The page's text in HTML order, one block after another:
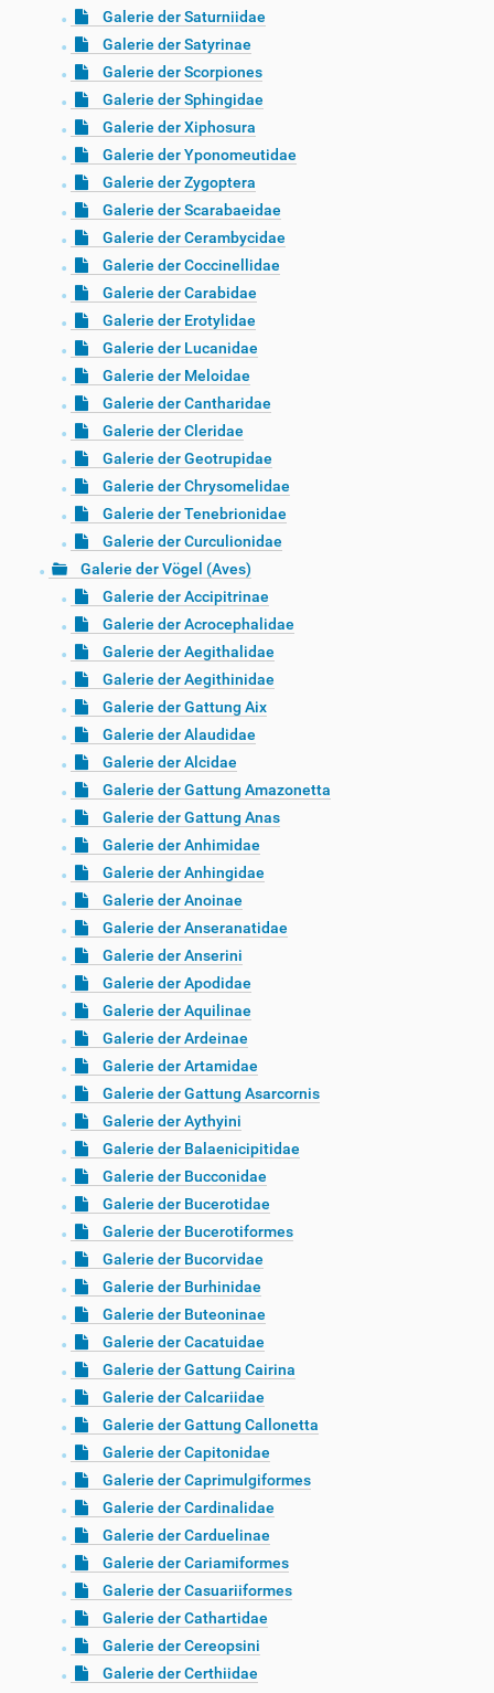
Galerie der Saturniidae
Galerie der Satyrinae
Galerie der Scorpiones
Galerie der Sphingidae
Galerie der Xiphosura
Galerie der Yponomeutidae
Galerie der Zygoptera
Galerie der Scarabaeidae
Galerie der Cerambycidae
Galerie der Coccinellidae
Galerie der Carabidae
Galerie der Erotylidae
Galerie der Lucanidae
Galerie der Meloidae
Galerie der Cantharidae
Galerie der Cleridae
Galerie der Geotrupidae
Galerie der Chrysomelidae
Galerie der Tenebrionidae
Galerie der Curculionidae
Galerie der Vögel (Aves)
Galerie der Accipitrinae
Galerie der Acrocephalidae
Galerie der Aegithalidae
Galerie der Aegithinidae
Galerie der Gattung Aix
Galerie der Alaudidae
Galerie der Alcidae
Galerie der Gattung Amazonetta
Galerie der Gattung Anas
Galerie der Anhimidae
Galerie der Anhingidae
Galerie der Anoinae
Galerie der Anseranatidae
Galerie der Anserini
Galerie der Apodidae
Galerie der Aquilinae
Galerie der Ardeinae
Galerie der Artamidae
Galerie der Gattung Asarcornis
Galerie der Aythyini
Galerie der Balaenicipitidae
Galerie der Bucconidae
Galerie der Bucerotidae
Galerie der Bucerotiformes
Galerie der Bucorvidae
Galerie der Burhinidae
Galerie der Buteoninae
Galerie der Cacatuidae
Galerie der Gattung Cairina
Galerie der Calcariidae
Galerie der Gattung Callonetta
Galerie der Capitonidae
Galerie der Caprimulgiformes
Galerie der Cardinalidae
Galerie der Carduelinae
Galerie der Cariamiformes
Galerie der Casuariiformes
Galerie der Cathartidae
Galerie der Cereopsini
Galerie der Certhiidae